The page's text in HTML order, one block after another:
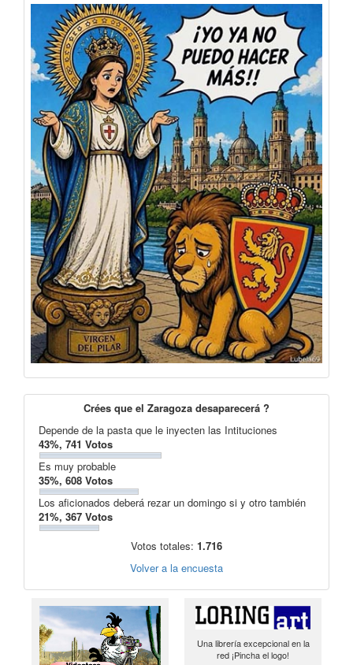
Crées que el Zaragoza desaparecerá ?
Depende de la pasta que le inyecten las Intituciones
43%, 741 Votos
Es muy probable
35%, 608 Votos
Los aficionados deberá rezar un domingo si y otro también
21%, 367 Votos
Votos totales: 1.716
Volver a la encuesta
Una librería excepcional en la
red ¡Pincha el logo!